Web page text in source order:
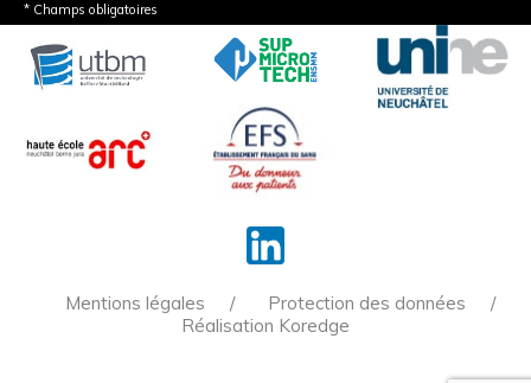
* Champs obligatoires
Mentions légales
Protection des données
Réalisation Koredge